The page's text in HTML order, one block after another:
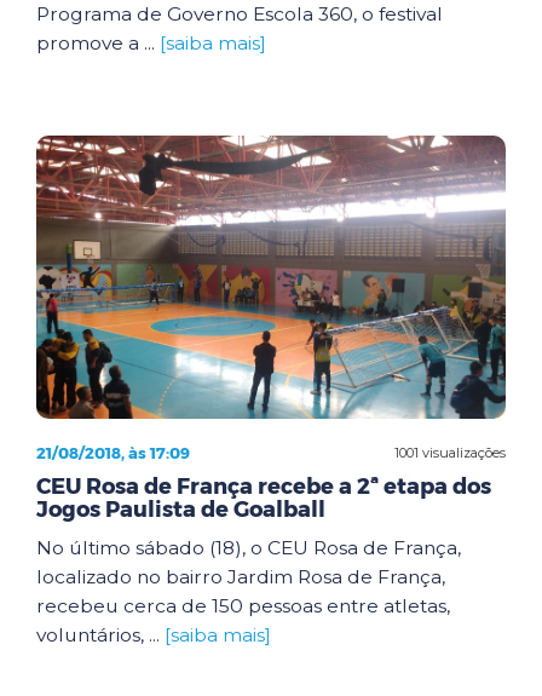
Programa de Governo Escola 360, o festival
promove a ... [saiba mais]
1001 visualizações
21/08/2018, às 17:09
CEU Rosa de França recebe a 2ª etapa dos
Jogos Paulista de Goalball
No último sábado (18), o CEU Rosa de França,
localizado no bairro Jardim Rosa de França,
recebeu cerca de 150 pessoas entre atletas,
voluntários, ... [saiba mais]